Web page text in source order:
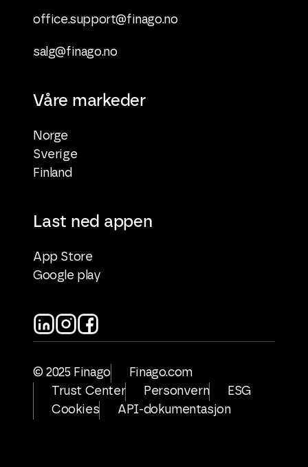
office.support@finago.no
salg@finago.no
Våre markeder
Norge
Sverige
Finland
Last ned appen
App Store
Google play
© 2025 Finago
Finago.com
Trust Center
Personvern
ESG
Cookies
API-dokumentasjon